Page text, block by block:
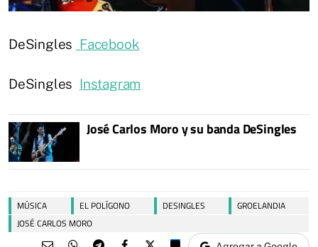
DeSingles Facebook
DeSingles Instagram
José Carlos Moro y su banda DeSingles
MÚSICA EL POLÍGONO DESINGLES
GROELANDIA
JOSÉ CARLOS MORO